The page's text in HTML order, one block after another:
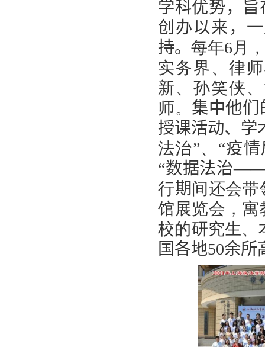
学科优势，
创办以来，
持。 每年6月，
实务界、律
新、孙笑侠
师。 集中他们
授课活动、学
法治”、 “疫
“数据法治——
行期间还会带
馆展览会，
校的研究生、
国各地50余所